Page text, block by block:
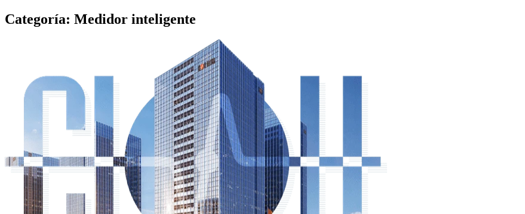
Categoría: Medidor inteligente